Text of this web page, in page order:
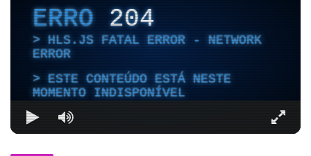
ERRO204
HLS.JS FATAL ERROR - NETWORK
ERROR
ESTE CONTEÚDO ESTÁ NESTE
MOMENTO INDISPONÍVEL